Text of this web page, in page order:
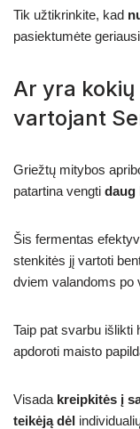
Tik užtikrinkite, kad
pasiektumėte
Ar yra
vartojant
Griežtų mitybos
patartina vengti daug
Šis fermentas
stenkitės jį vartoti
dviem valandoms po
Taip pat svarbu išlikti
apdoroti maisto
Visada kreipkitės į
teikėją dėl